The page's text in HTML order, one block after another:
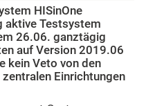
HISinOne
aktive Testsystem
26.06. ganztägig
auf Version 2019.06
kein Veto von den
Einrichtungen